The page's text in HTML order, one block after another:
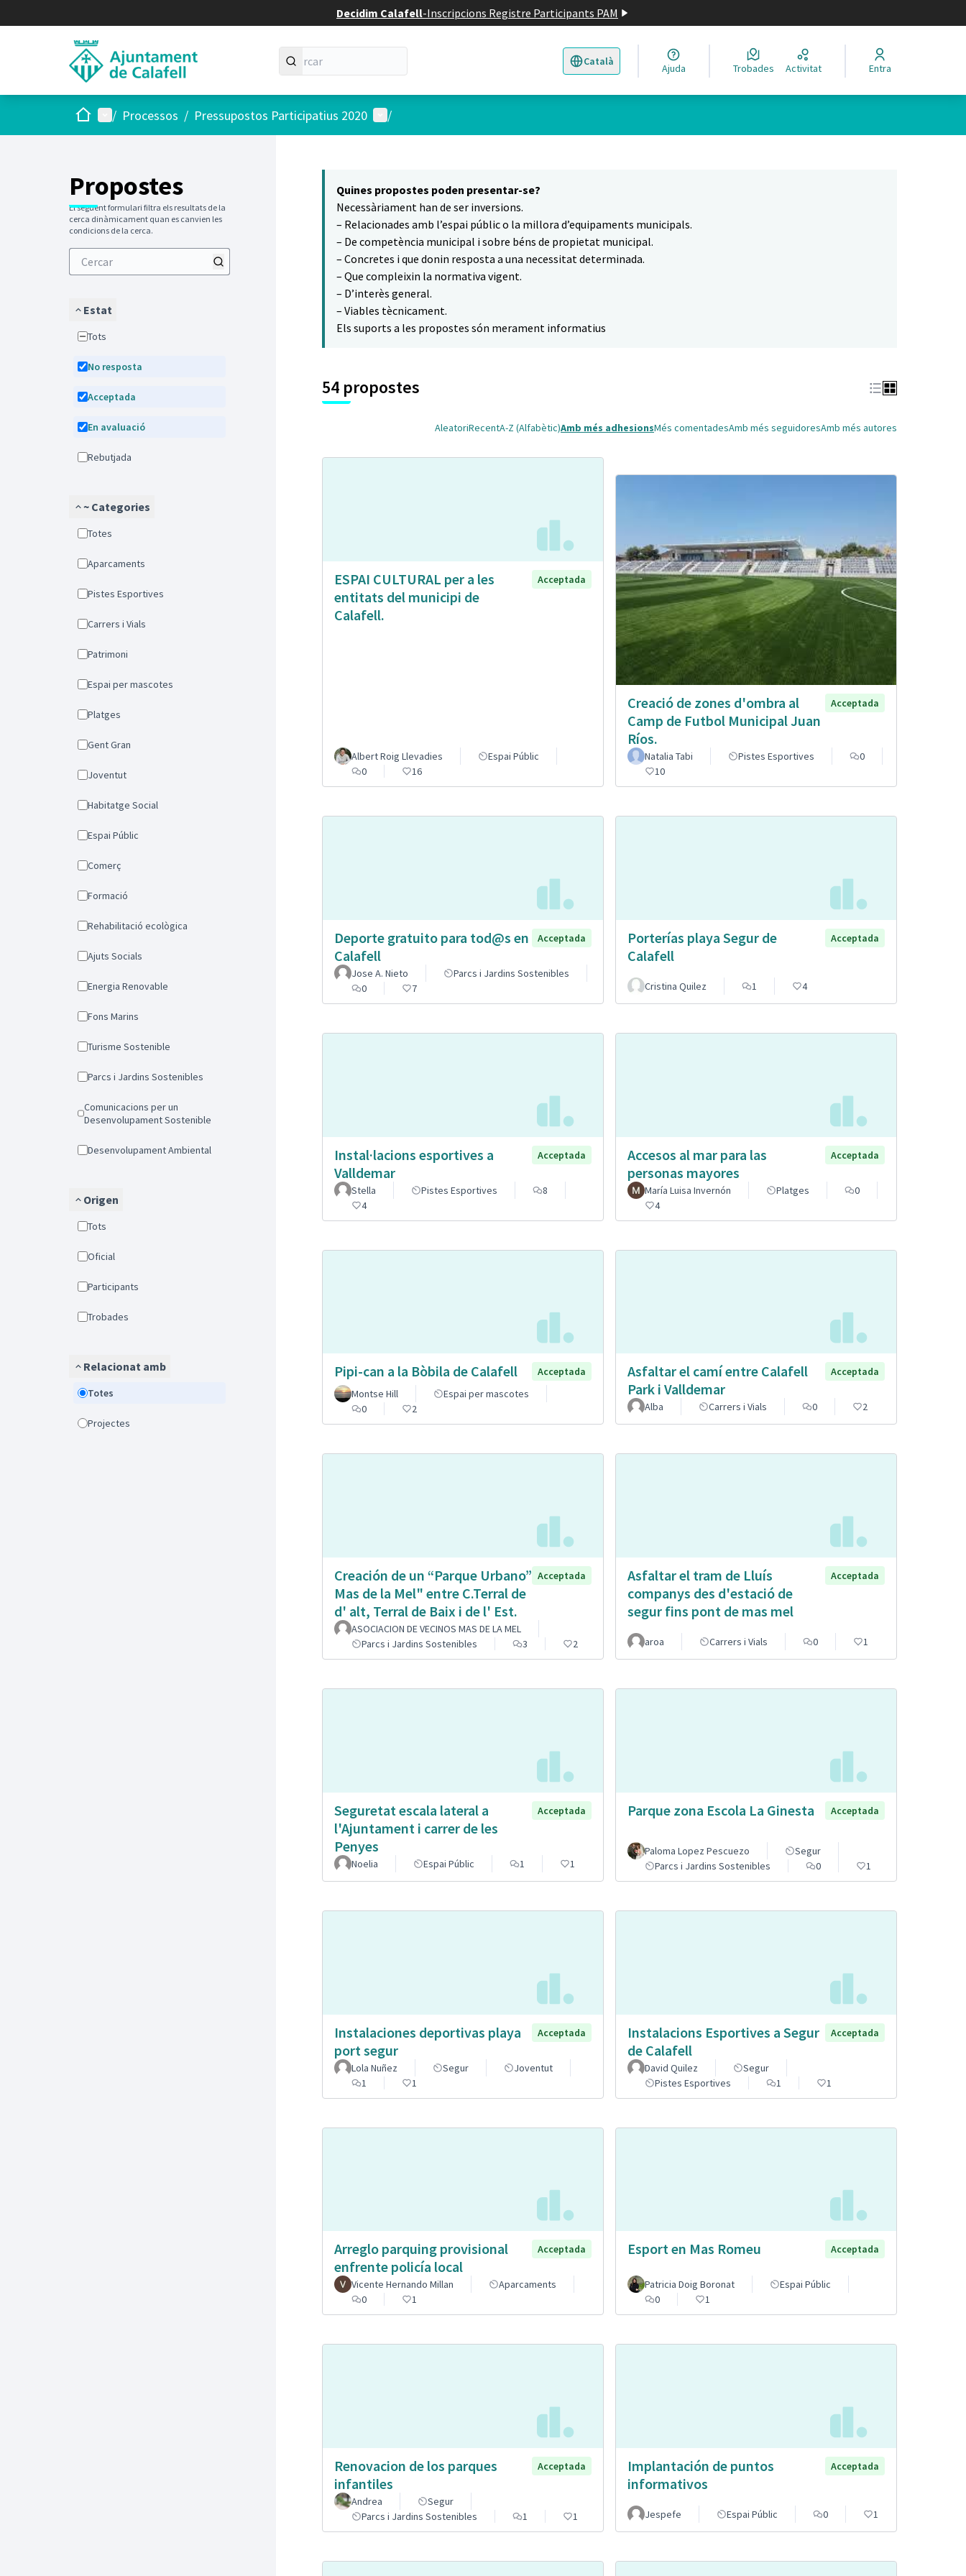
Decidim Calafell-Inscripcions Registre Participants PAM
Català
Triar la llengua Elegir el idioma
Ajuda Trobades Activitat Entra
Inici Menú principal
/ Processos / Pressupostos Participatius 2020 Menú d'usuari
/
Propostes
El següent formulari filtra els resultats de la
cerca dinàmicament quan es canvien les
condicions de la cerca.
Estat
Tots
No resposta
Acceptada
En avaluació
Rebutjada
~ Categories
Totes
Aparcaments
Pistes Esportives
Carrers i Vials
Patrimoni
Espai per mascotes
Platges
Gent Gran
Joventut
Habitatge Social
Espai Públic
Comerç
Formació
Rehabilitació ecològica
Ajuts Socials
Energia Renovable
Fons Marins
Turisme Sostenible
Parcs i Jardins Sostenibles
Comunicacions per un
Desenvolupament Sostenible
Desenvolupament Ambiental
Origen
Tots
Oficial
Participants
Trobades
Relacionat amb
Totes
Projectes
6
Quines propostes poden presentar-se?
Necessàriament han de ser inversions.
– Relacionades amb l’espai públic o la millora d’equipaments municipals.
– De competència municipal i sobre béns de propietat municipal.
– Concretes i que donin resposta a una necessitat determinada.
– Que compleixin la normativa vigent.
– D’interès general.
– Viables tècnicament.
Els suports a les propostes són merament informatius
54 propostes
AleatoriRecentA-Z (Alfabètic)Amb més adhesionsMés comentadesAmb més seguidoresAmb més autores
ESPAI CULTURAL per a les
entitats del municipi de
Calafell.
Acceptada
Albert Roig Llevadies
Espai Públic
0
16
Creació de zones d'ombra al
Camp de Futbol Municipal Juan
Ríos.
Acceptada
Natalia Tabi Pistes Esportives
0
10
Deporte gratuito para tod@s en
Calafell
Acceptada
Jose A. Nieto
Parcs i Jardins Sostenibles
0
7
Porterías playa Segur de
Calafell
Acceptada
Cristina Quilez 1 4
Instal·lacions esportives a
Valldemar
Acceptada
Stella Pistes Esportives
8
4
Accesos al mar para las
personas mayores
Acceptada
María Luisa Invernón Platges
0
4
Pipi-can a la Bòbila de Calafell
Acceptada
Montse Hill
Espai per mascotes
0
2
Asfaltar el camí entre Calafell
Park i Valldemar
Acceptada
Alba Carrers i Vials 0 2
Creación de un “Parque Urbano”
Mas de la Mel" entre C.Terral de
d' alt, Terral de Baix i de l' Est.
Acceptada
ASOCIACION DE VECINOS MAS DE LA MEL
Parcs i Jardins Sostenibles
3 2
Asfaltar el tram de Lluís
companys des d'estació de
segur fins pont de mas mel
Acceptada
aroa Carrers i Vials 0 1
Seguretat escala lateral a
l'Ajuntament i carrer de les
Penyes
Acceptada
Noelia Espai Públic 1 1
Parque zona Escola La Ginesta Acceptada
Paloma Lopez Pescuezo
Segur
Parcs i Jardins Sostenibles
0 1
Instalaciones deportivas playa
port segur
Acceptada
Lola Nuñez Segur
Joventut
1
1
Instalacions Esportives a Segur
de Calafell
Acceptada
David Quilez
Segur
Pistes Esportives
1 1
Arreglo parquing provisional
enfrente policía local
Acceptada
Vicente Hernando Millan
Aparcaments
0
1
Esport en Mas Romeu Acceptada
Patricia Doig Boronat
Espai Públic
0
1
Renovacion de los parques
infantiles
Acceptada
Andrea
Segur
Parcs i Jardins Sostenibles
1 1
Implantación de puntos
informativos
Acceptada
Jespefe Espai Públic 0 1